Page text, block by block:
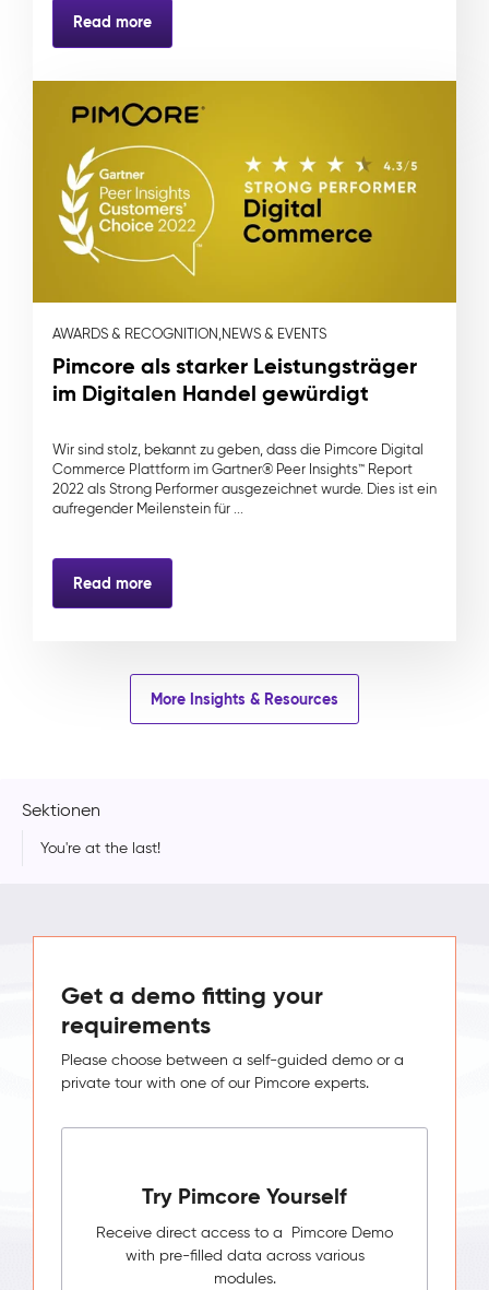
Read more
AWARDS & RECOGNITION,NEWS & EVENTS
Pimcore als starker Leistungsträger
im Digitalen Handel gewürdigt
Wir sind stolz, bekannt zu geben, dass die Pimcore Digital
Commerce Plattform im Gartner® Peer Insights™ Report
2022 als Strong Performer ausgezeichnet wurde. Dies ist ein
aufregender Meilenstein für ...
Read more
More Insights & Resources
Sektionen
You're at the last!
Get a demo fitting your
requirements
Please choose between a self-guided demo or a
private tour with one of our Pimcore experts.
Try Pimcore Yourself
Receive direct access to a Pimcore Demo
with pre-filled data across various
modules.